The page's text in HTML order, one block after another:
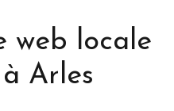
web locale
Arles